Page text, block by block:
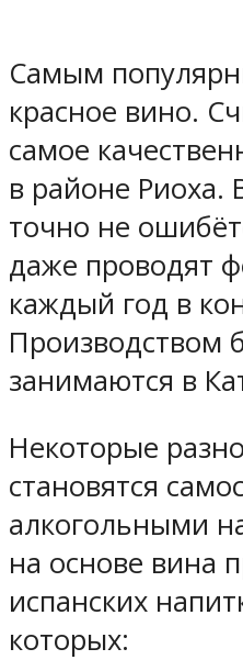
Самым
красное вино.
самое
в районе Риоха.
точно не
даже проводят
каждый год в
Производством
занимаются в
Некоторые
становятся
алкогольными
на основе вина
испанских
которых: